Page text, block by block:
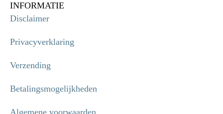
INFORMATIE
Disclaimer
Privacyverklaring
Verzending
Betalingsmogelijkheden